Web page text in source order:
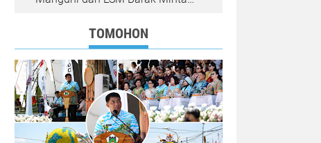
TOMOHON